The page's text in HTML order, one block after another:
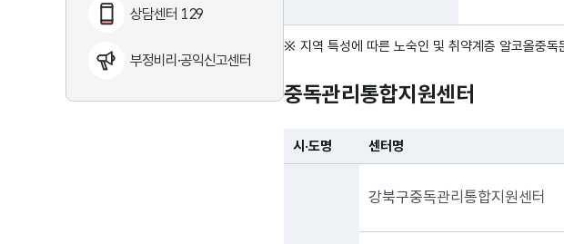
상담센터 129
부정비리·공익신고센터
지역 특성에 따른 노숙인 및 취약계층 알코올중독
중독관리통합지원센터
시·도명 센터명
강북구중독관리통합지원센터